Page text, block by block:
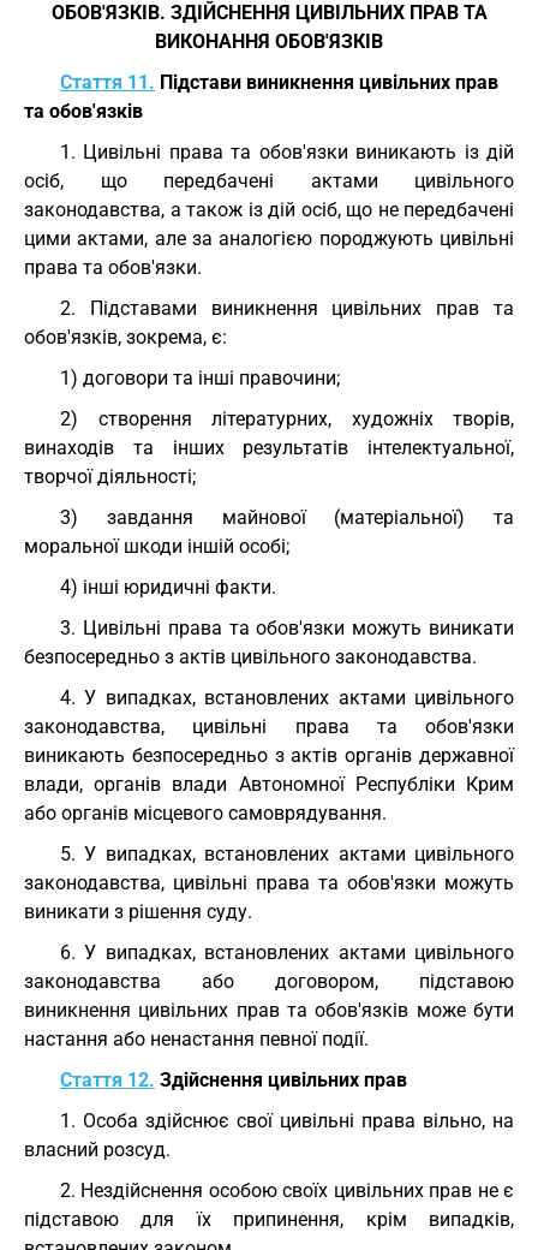
ОБОВ'ЯЗКІВ. ЗДІЙСНЕННЯ ЦИВІЛЬНИХ ПРАВ ТА
ВИКОНАННЯ ОБОВ'ЯЗКІВ
Стаття 11. Підстави виникнення цивільних прав
та обов'язків
1. Цивільні права та обов'язки виникають із дій
осіб, що передбачені актами цивільного
законодавства, а також із дій осіб, що не передбачені
цими актами, але за аналогією породжують цивільні
права та обов'язки.
2. Підставами виникнення цивільних прав та
обов'язків, зокрема, є:
1) договори та інші правочини;
2) створення літературних, художніх творів,
винаходів та інших результатів інтелектуальної,
творчої діяльності;
3) завдання майнової (матеріальної) та
моральної шкоди іншій особі;
4) інші юридичні факти.
3. Цивільні права та обов'язки можуть виникати
безпосередньо з актів цивільного законодавства.
4. У випадках, встановлених актами цивільного
законодавства, цивільні права та обов'язки
виникають безпосередньо з актів органів державної
влади, органів влади Автономної Республіки Крим
або органів місцевого самоврядування.
5. У випадках, встановлених актами цивільного
законодавства, цивільні права та обов'язки можуть
виникати з рішення суду.
6. У випадках, встановлених актами цивільного
законодавства або договором, підставою
виникнення цивільних прав та обов'язків може бути
настання або ненастання певної події.
Стаття 12. Здійснення цивільних прав
1. Особа здійснює свої цивільні права вільно, на
власний розсуд.
2. Нездійснення особою своїх цивільних прав не є
підставою для їх припинення, крім випадків,